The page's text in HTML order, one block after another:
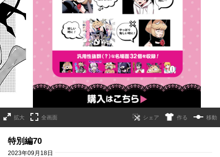
詳細ページへのリンク
拡大 全画面 作る 移動
特別編70
2023年09月18日